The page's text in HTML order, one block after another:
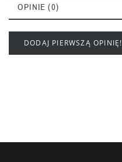
OPINIE (0)
DODAJ PIERWSZĄ OPINIĘ!